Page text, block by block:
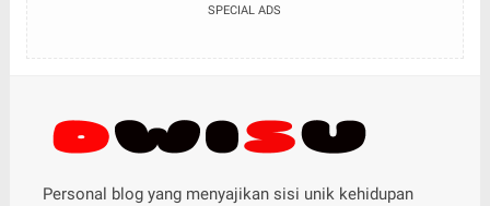
SPECIAL ADS
Personal blog yang menyajikan sisi unik kehidupan